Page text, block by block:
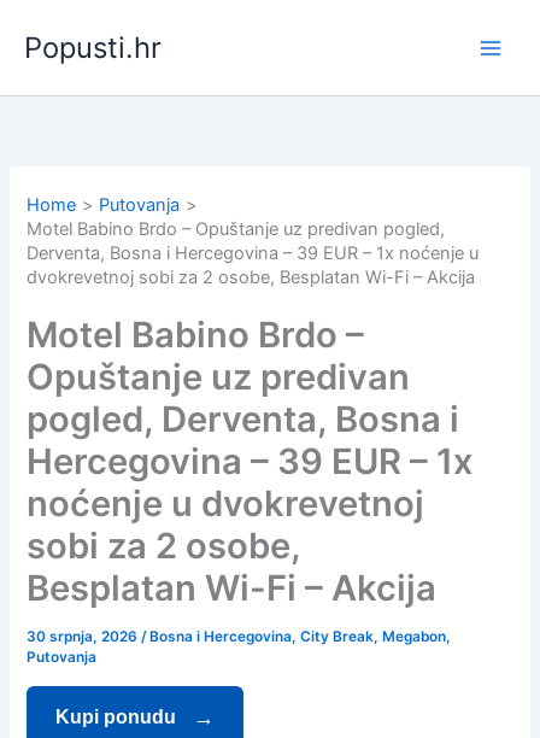
content
Popusti.hr
Home
Putovanja
Motel Babino Brdo – Opuštanje uz predivan pogled,
Derventa, Bosna i Hercegovina – 39 EUR – 1x noćenje u
dvokrevetnoj sobi za 2 osobe, Besplatan Wi-Fi – Akcija
Motel Babino Brdo –
Opuštanje uz predivan
pogled, Derventa, Bosna i
Hercegovina – 39 EUR – 1x
noćenje u dvokrevetnoj
sobi za 2 osobe,
Besplatan Wi-Fi – Akcija
30 srpnja, 2026/ Bosna i Hercegovina,City Break, Megabon,
Putovanja
Kupi ponudu